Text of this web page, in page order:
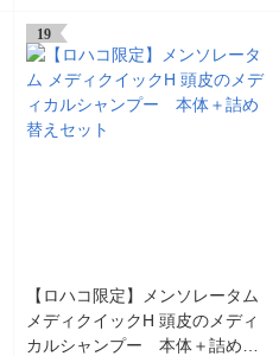
19
【ロハコ限定】メンソレータム
メディクイックH 頭皮のメディ
カルシャンプー 本体＋詰め替